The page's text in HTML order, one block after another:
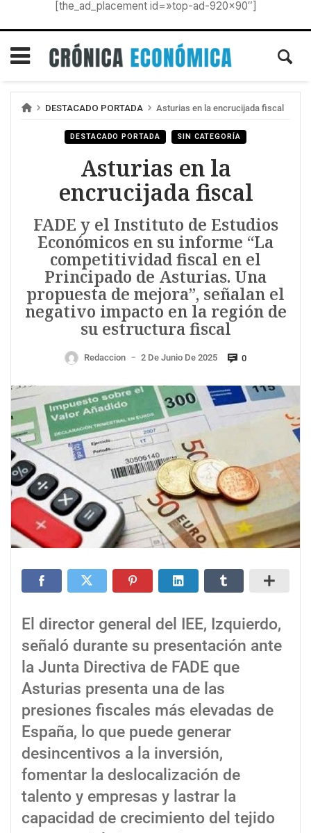
[the_ad_placement id=»top-ad-920×90″]
DESTACADO PORTADA Asturias en la encrucijada fiscal
DESTACADO PORTADA SIN CATEGORÍA
Asturias en la
encrucijada fiscal
FADE y el Instituto de Estudios
Económicos en su informe “La
competitividad fiscal en el
Principado de Asturias. Una
propuesta de mejora”, señalan el
negativo impacto en la región de
su estructura fiscal
Redaccion — 2 De Junio De 2025 0
El director general del IEE, Izquierdo,
señaló durante su presentación ante
la Junta Directiva de FADE que
Asturias presenta una de las
presiones fiscales más elevadas de
España, lo que puede generar
desincentivos a la inversión,
fomentar la deslocalización de
talento y empresas y lastrar la
capacidad de crecimiento del tejido